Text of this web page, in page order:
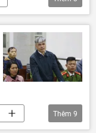
Thêm 9